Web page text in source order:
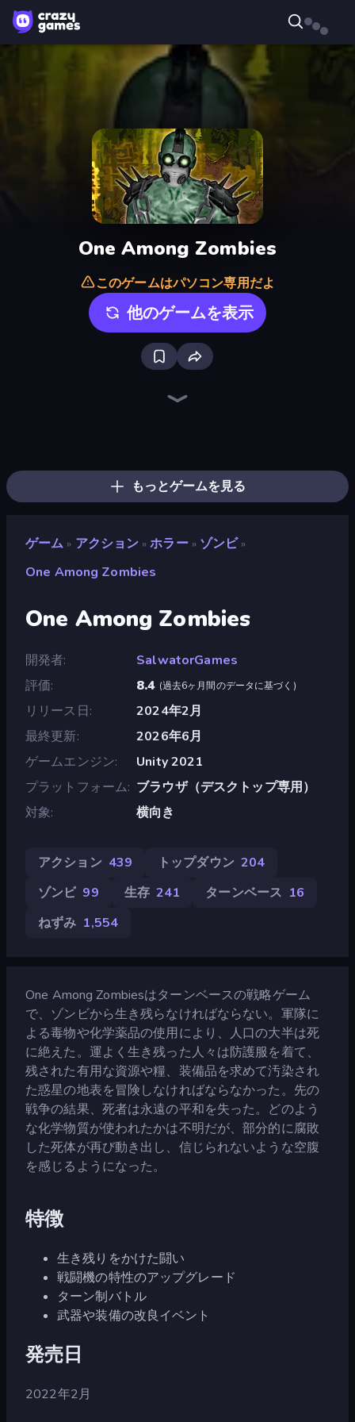
One Among Zombies
このゲームはパソコン専用だよ
他のゲームを表示
もっとゲームを見る
ゲーム » アクション » ホラー » ゾンビ »
One Among Zombies
One Among Zombies
開発者
SalwatorGames
評価
8.4 (過去6ヶ月間のデータに基づく )
リリース日
2024年2月
最終更新
2026年6月
ゲームエンジン
Unity 2021
プラットフォーム ブラウザ（デスクトップ専用）
対象
横向き
アクション 439 トップダウン 204
ゾンビ 99 生存 241 ターンベース 16
ねずみ 1,554
One Among Zombiesはターンベースの戦略ゲーム
で、ゾンビから生き残らなければならない。軍隊に
よる毒物や化学薬品の使用により、人口の大半は死
に絶えた。運よく生き残った人々は防護服を着て、
残された有用な資源や糧、装備品を求めて汚染され
た惑星の地表を冒険しなければならなかった。先の
戦争の結果、死者は永遠の平和を失った。どのよう
な化学物質が使われたかは不明だが、部分的に腐敗
した死体が再び動き出し、信じられないような空腹
を感じるようになった。
特徴
生き残りをかけた闘い
戦闘機の特性のアップグレード
ターン制バトル
武器や装備の改良イベント
発売日
2022年2月